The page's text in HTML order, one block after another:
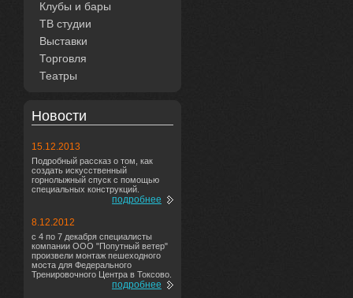
Клубы и бары
ТВ студии
Выставки
Торговля
Театры
Новости
15.12.2013
Подробный рассказ о том, как
создать искусственный
горнолыжный спуск с помощью
специальных конструкций.
подробнее
8.12.2012
с 4 по 7 декабря специалисты
компании ООО "Попутный ветер"
произвели монтаж пешеходного
моста для Федерального
Тренировочного Центра в Токсово.
подробнее